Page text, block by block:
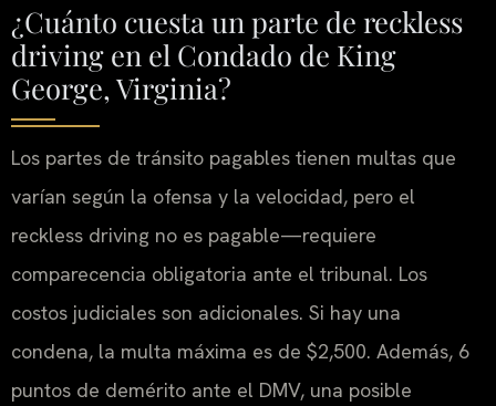
¿Cuánto cuesta un parte de reckless
driving en el Condado de King
George, Virginia?
Los partes de tránsito pagables tienen multas que
varían según la ofensa y la velocidad, pero el
reckless driving no es pagable—requiere
comparecencia obligatoria ante el tribunal. Los
costos judiciales son adicionales. Si hay una
condena, la multa máxima es de $2,500. Además, 6
puntos de demérito ante el DMV, una posible